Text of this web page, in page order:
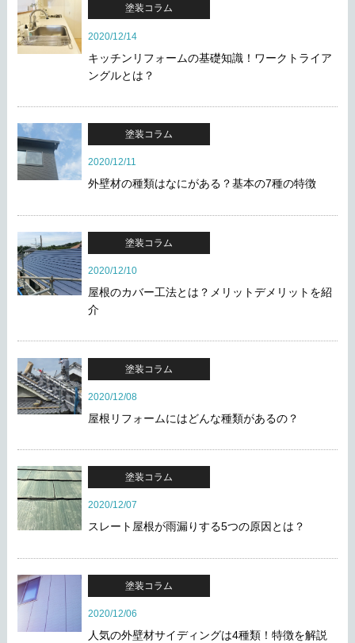
塗装コラム
2020/12/14
キッチンリフォームの基礎知識！ワークトライア
ングルとは？
塗装コラム
2020/12/11
外壁材の種類はなにがある？基本の7種の特徴
塗装コラム
2020/12/10
屋根のカバー工法とは？メリットデメリットを紹
介
塗装コラム
2020/12/08
屋根リフォームにはどんな種類があるの？
塗装コラム
2020/12/07
スレート屋根が雨漏りする5つの原因とは？
塗装コラム
2020/12/06
人気の外壁材サイディングは4種類！特徴を解説